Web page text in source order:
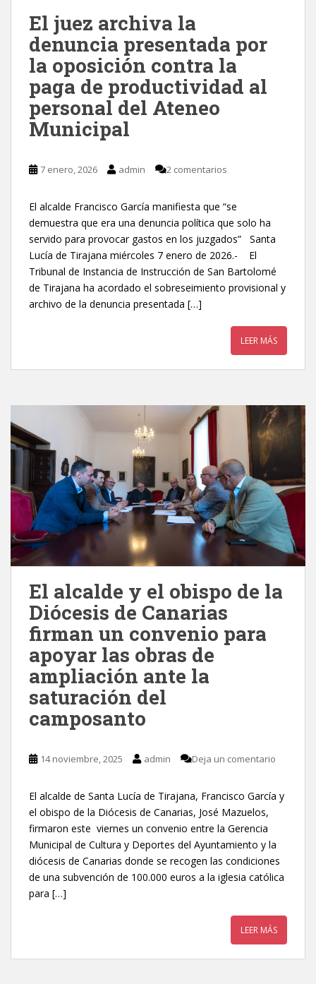
El juez archiva la
denuncia presentada por
la oposición contra la
paga de productividad al
personal del Ateneo
Municipal
7 enero, 2026 admin 2 comentarios
El alcalde Francisco García manifiesta que “se
demuestra que era una denuncia política que solo ha
servido para provocar gastos en los juzgados” Santa
Lucía de Tirajana miércoles 7 enero de 2026.- El
Tribunal de Instancia de Instrucción de San Bartolomé
de Tirajana ha acordado el sobreseimiento provisional y
archivo de la denuncia presentada […]
LEER MÁS
El alcalde y el obispo de la
Diócesis de Canarias
firman un convenio para
apoyar las obras de
ampliación ante la
saturación del
camposanto
14 noviembre, 2025 admin Deja un comentario
El alcalde de Santa Lucía de Tirajana, Francisco García y
el obispo de la Diócesis de Canarias, José Mazuelos,
firmaron este viernes un convenio entre la Gerencia
Municipal de Cultura y Deportes del Ayuntamiento y la
diócesis de Canarias donde se recogen las condiciones
de una subvención de 100.000 euros a la iglesia católica
para […]
LEER MÁS